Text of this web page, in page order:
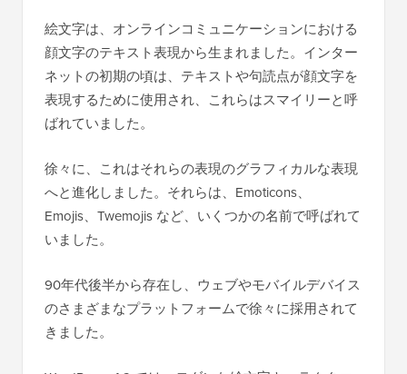
絵文字は、オンラインコミュニケーションにおける
顔文字のテキスト表現から生まれました。インター
ネットの初期の頃は、テキストや句読点が顔文字を
表現するために使用され、これらはスマイリーと呼
ばれていました。
徐々に、これはそれらの表現のグラフィカルな表現
へと進化しました。それらは、Emoticons、
Emojis、Twemojis など、いくつかの名前で呼ばれて
いました。
90年代後半から存在し、ウェブやモバイルデバイス
のさまざまなプラットフォームで徐々に採用されて
きました。